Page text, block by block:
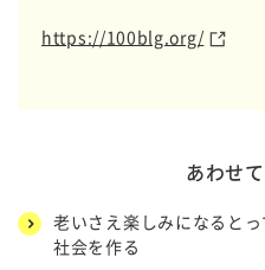
https://100blg.org/
あわせ
老いさえ楽しみになると
社会を作る